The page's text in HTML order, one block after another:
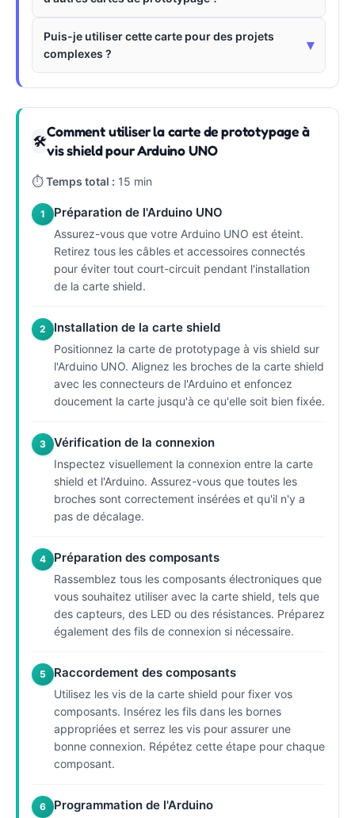
Puis-je utiliser cette carte pour des projets
complexes ?
▾
🛠
Comment utiliser la carte de prototypage à
vis shield pour Arduino UNO
⏱Temps total : 15 min
1 Préparation de l'Arduino UNO
Assurez-vous que votre Arduino UNO est éteint.
Retirez tous les câbles et accessoires connectés
pour éviter tout court-circuit pendant l'installation
de la carte shield.
2 Installation de la carte shield
Positionnez la carte de prototypage à vis shield sur
l'Arduino UNO. Alignez les broches de la carte shield
avec les connecteurs de l'Arduino et enfoncez
doucement la carte jusqu'à ce qu'elle soit bien fixée.
3 Vérification de la connexion
Inspectez visuellement la connexion entre la carte
shield et l'Arduino. Assurez-vous que toutes les
broches sont correctement insérées et qu'il n'y a
pas de décalage.
4 Préparation des composants
Rassemblez tous les composants électroniques que
vous souhaitez utiliser avec la carte shield, tels que
des capteurs, des LED ou des résistances. Préparez
également des fils de connexion si nécessaire.
5 Raccordement des composants
Utilisez les vis de la carte shield pour fixer vos
composants. Insérez les fils dans les bornes
appropriées et serrez les vis pour assurer une
bonne connexion. Répétez cette étape pour chaque
composant.
6 Programmation de l'Arduino